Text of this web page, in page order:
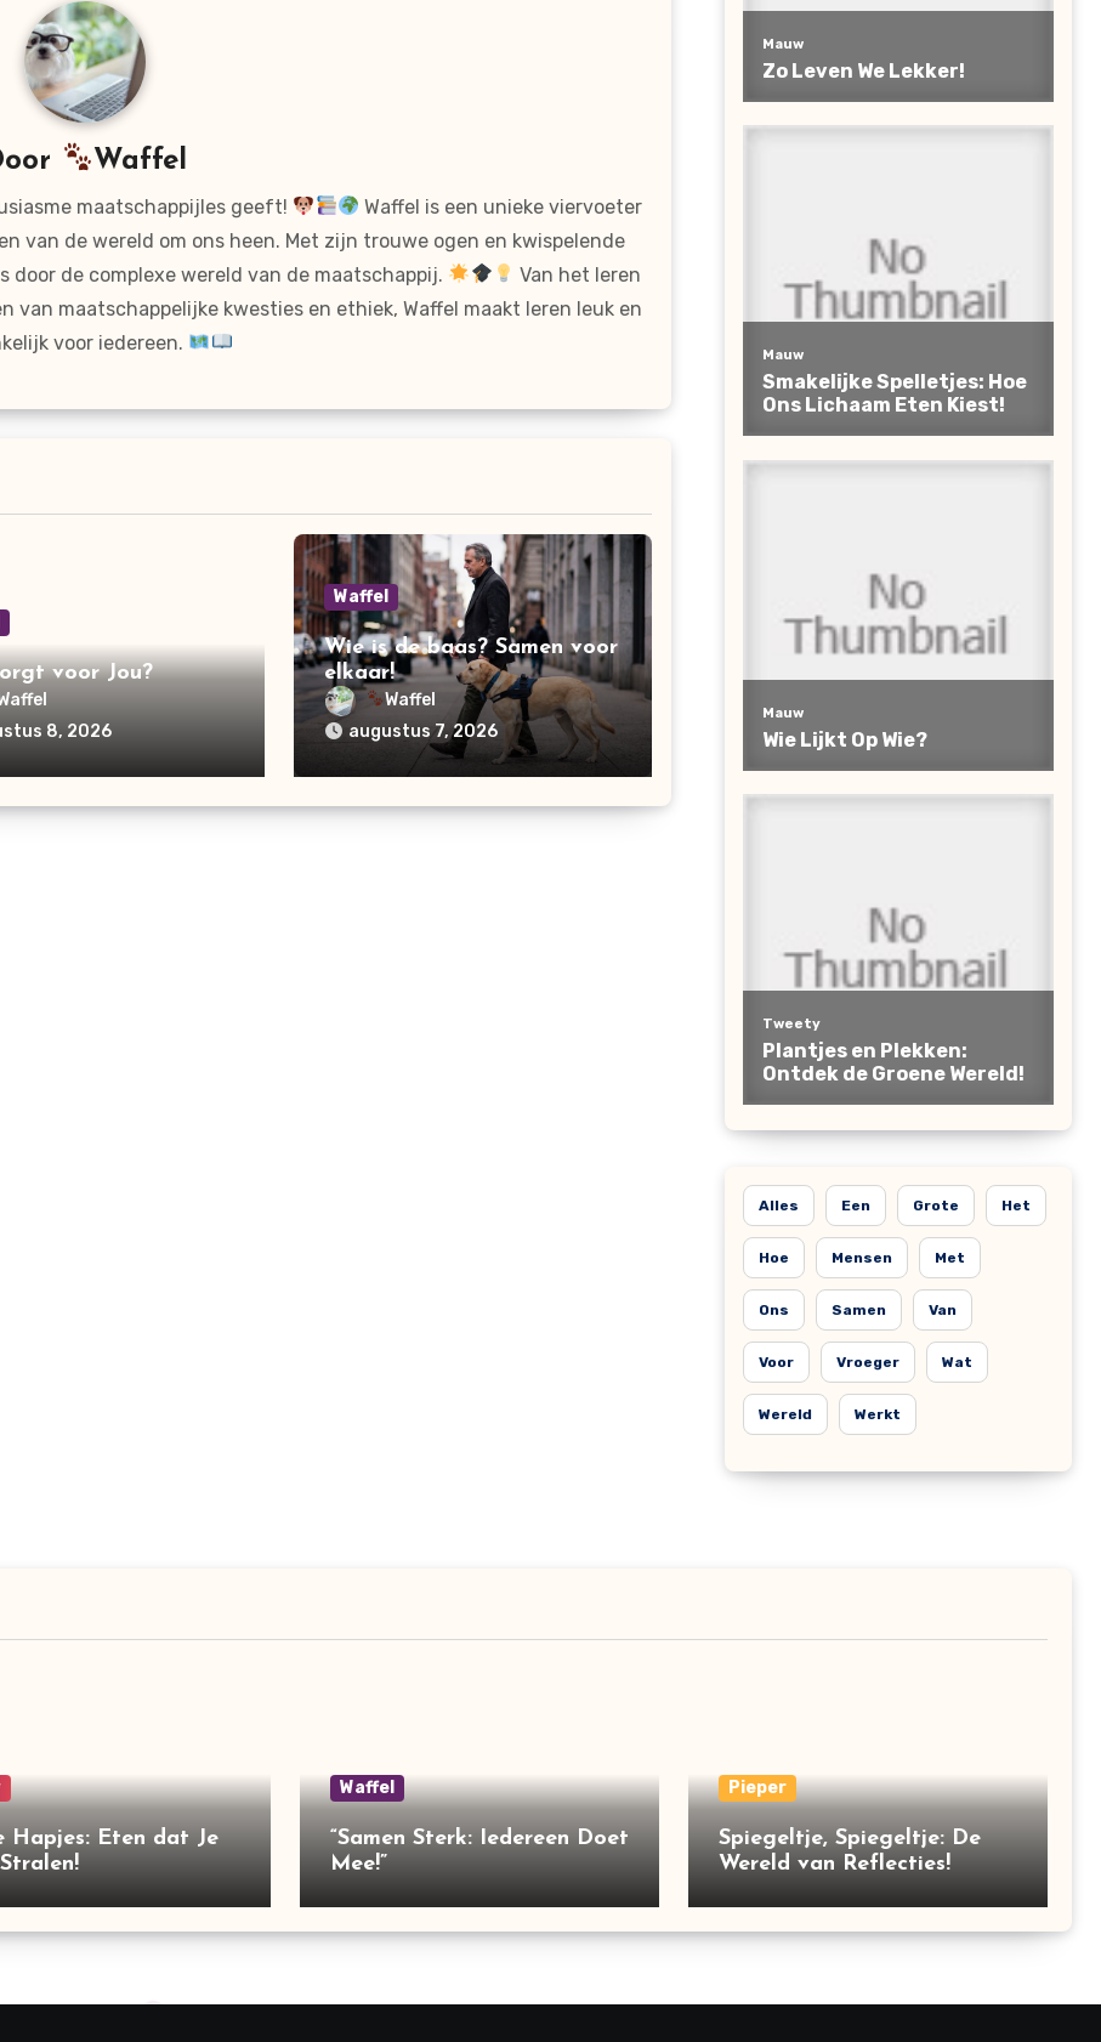
Waffel
maatschappijles geeft!
Waffel is een unieke viervoeter
van de wereld om ons heen. Met zijn trouwe ogen en kwispelende
de complexe wereld van de maatschappij.
Van het leren
maatschappelijke kwesties en ethiek, Waffel maakt leren leuk en
voor iedereen.
voor Jou?
8, 2026
Waffel
Wie is de baas? Samen voor
elkaar!
Waffel
augustus 7, 2026
Alles Een Grote Het
Hoe Mensen Met
Ons Samen Van
Voor Vroeger Wat
Wereld Werkt
Hapjes: Eten dat Je
Waffel
“Samen Sterk: Iedereen Doet
Mee!”
Pieper
Spiegeltje, Spiegeltje: De
Wereld van Reflecties!